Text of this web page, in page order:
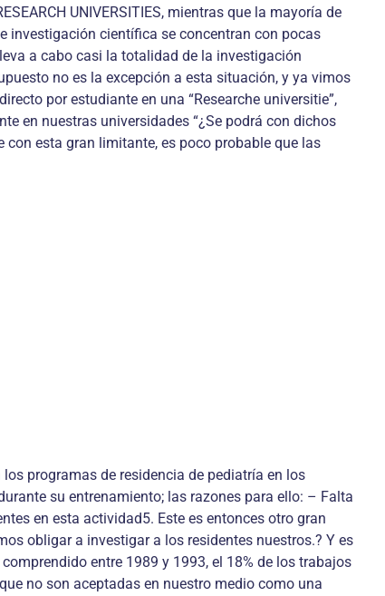
UNIVERSITIES, mientras que la mayoría de
investigación científica se concentran con pocas
a cabo casi la totalidad de la investigación
no es la excepción a esta situación, y ya vimos
por estudiante en una “Researche universitie”,
en nuestras universidades “¿Se podrá con dichos
esta gran limitante, es poco probable que las
programas de residencia de pediatría en los
su entrenamiento; las razones para ello: – Falta
en esta actividad5. Este es entonces otro gran
obligar a investigar a los residentes nuestros.? Y es
entre 1989 y 1993, el 18% de los trabajos
no son aceptadas en nuestro medio como una